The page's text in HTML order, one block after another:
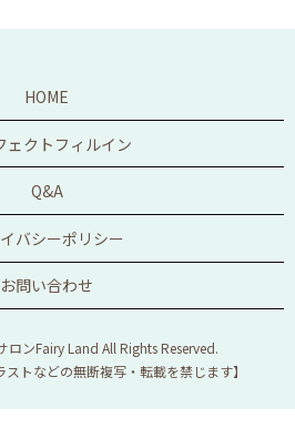
HOME
ェクトフィルイン
Q&A
バシーポリシー
お問い合わせ
ンFairy Land All Rights Reserved.
ストなどの無断複写・転載を禁じます】